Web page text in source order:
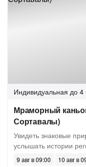
Индивидуальная до 4
Мраморный
Сортавалы)
Увидеть знаковые
услышать истории
9 авг в 09:00
10 авг в